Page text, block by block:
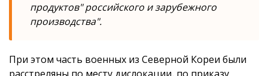
продуктов" российского и зарубежного
производства".
При этом часть военных из Северной Кореи были